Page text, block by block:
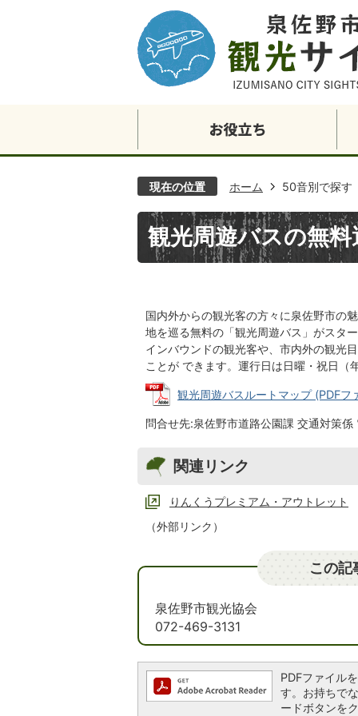
現在の位置 ホーム 50音別で探す
観光周遊バスの無料
国内外からの観光客の方々に泉佐野市の
地を巡る無料の「観光周遊バス」がスタ
インバウンドの観光客や、市内外の観光
ことが できます。運行日は日曜・祝日
観光周遊バスルートマップ (PDFフ
問合せ先:泉佐野市道路公園課 交通対策
関連リンク
りんくうプレミアム・アウトレット
（外部リンク）
この記
泉佐野市観光協会
072-469-3131
PDFファイル
す。お持ちで
ードボタンを